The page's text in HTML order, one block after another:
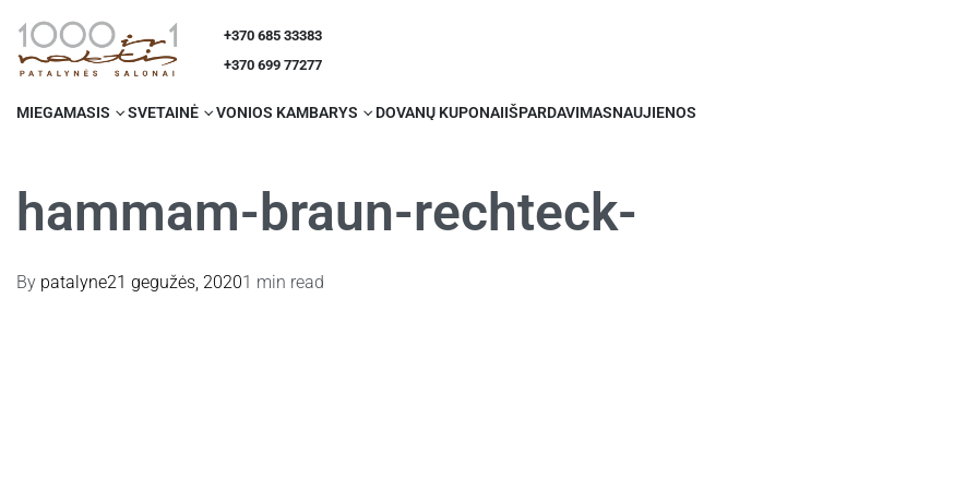
+370 685 33383
+370 699 77277
MIEGAMASIS SVETAINĖ VONIOS KAMBARYS DOVANŲ KUPONAIIŠPARDAVIMASNAUJIENOS
hammam-braun-rechteck-
By patalyne21 gegužės, 20201 min read